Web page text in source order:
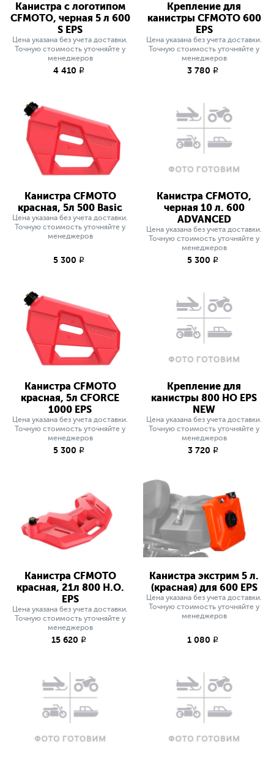
Канистра с логотипом
CFMOTO, черная 5 л 600
S EPS
Цена указана без учета доставки.
Точную стоимость уточняйте у
менеджеров
4 410 q
Крепление для
канистры CFMOTO 600
EPS
Цена указана без учета доставки.
Точную стоимость уточняйте у
менеджеров
3 780 q
Канистра CFMOTO
красная, 5л 500 Basic
Цена указана без учета доставки.
Точную стоимость уточняйте у
менеджеров
5 300 q
Канистра CFMOTO,
черная 10 л. 600
ADVANCED
Цена указана без учета доставки.
Точную стоимость уточняйте у
менеджеров
5 300 q
Канистра CFMOTO
красная, 5л СFORCE
1000 EPS
Цена указана без учета доставки.
Точную стоимость уточняйте у
менеджеров
5 300 q
Крепление для
канистры 800 HO EPS
NEW
Цена указана без учета доставки.
Точную стоимость уточняйте у
менеджеров
3 720 q
Канистра CFMOTO
красная, 21л 800 H.O.
EPS
Цена указана без учета доставки.
Точную стоимость уточняйте у
менеджеров
15 620 q
Канистра экстрим 5 л.
(красная) для 600 EPS
Цена указана без учета доставки.
Точную стоимость уточняйте у
менеджеров
1 080 q